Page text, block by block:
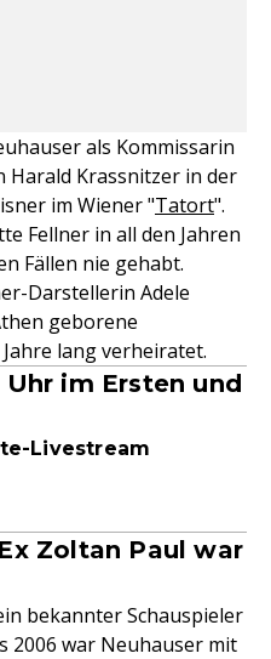
als Kommissarin
Harald Krassnitzer in der
im Wiener "Tatort".
Fellner in all den Jahren
Fällen nie gehabt.
Darstellerin Adele
geborene
lang verheiratet.
im Ersten und
Livestream
Zoltan Paul war
bekannter Schauspieler
2006 war Neuhauser mit